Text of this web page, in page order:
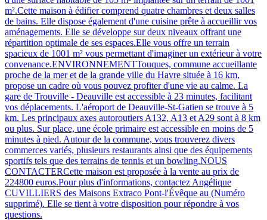
m².Cette maison à édifier comprend quatre chambres et deux salles
de bains. Elle dispose également d'une cuisine prête à accueillir vos
aménagements. Elle se développe sur deux niveaux offrant une
répartition optimale de ses espaces.Elle vous offre un terrain
spacieux de 1001 m² vous permettant d'imaginer un extérieur à votre
convenance.ENVIRONNEMENTTouques, commune accueillante
proche de la mer et de la grande ville du Havre située à 16 km,
propose un cadre où vous pouvez profiter d'une vie au calme. La
gare de Trouville - Deauville est accessible à 23 minutes, facilitant
vos déplacements. L'aéroport de Deauville-St-Gatien se trouve à 5
km. Les principaux axes autoroutiers A132, A13 et A29 sont à 8 km
ou plus. Sur place, une école primaire est accessible en moins de 5
minutes à pied. Autour de la commune, vous trouverez divers
commerces variés, plusieurs restaurants ainsi que des équipements
sportifs tels que des terrains de tennis et un bowling.NOUS
CONTACTERCette maison est proposée à la vente au prix de
224800 euros.Pour plus d'informations, contactez Angélique
CUVILLIERS des Maisons Extraco Pont-l'Évêque au (Numéro
supprimé). Elle se tient à votre disposition pour répondre à vos
questions.